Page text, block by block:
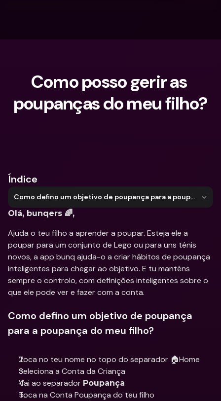
Como posso gerir as
poupanças do meu filho?
Índice
Como defino um objetivo de poupança para a poupança do meu filho?
Olá, bunqers 🌈,
Ajuda o teu filho a aprender a poupar. Esteja ele a
poupar para um conjunto de Lego ou para uns ténis
novos, a app bunq ajuda-o a criar hábitos de poupança
inteligentes para chegar ao objetivo. E tu manténs
sempre o controlo, com definições inteligentes sobre o
que ele pode ver e fazer com a conta.
Como defino um objetivo de poupança
para a poupança do meu filho?
Toca no teu nome no topo do separador 🏠Home
Seleciona a Conta da Criança
Vai ao separador Poupança
Toca na Conta Poupança do teu filho